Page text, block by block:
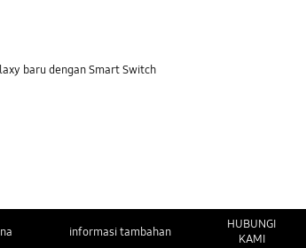
baru dengan Smart Switch
informasi tambahan
HUBUNGI
KAMI